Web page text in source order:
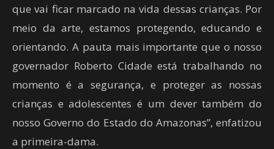
que vai ficar marcado na vida dessas crianças. Por
meio da arte, estamos protegendo, educando e
orientando. A pauta mais importante que o nosso
governador Roberto Cidade está trabalhando no
momento é a segurança, e proteger as nossas
crianças e adolescentes é um dever também do
nosso Governo do Estado do Amazonas”, enfatizou
a primeira-dama.